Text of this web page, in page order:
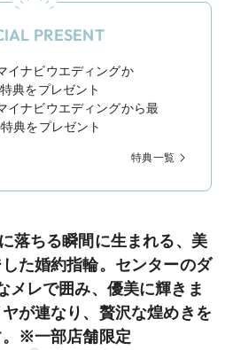
PRESENT
イナビウエディングか
典をプレゼント
イナビウエディングから最
典をプレゼント
特典一覧
落ちる瞬間に生まれる、美
た婚約指輪。センターのダ
メレで囲み、優美に輝きま
が連なり、贅沢な煌めきを
。※一部店舗限定